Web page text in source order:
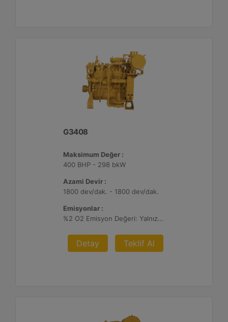
G3408
Maksimum Değer :
400 BHP - 298 bkW
Azami Devir :
1800 dev/dak. - 1800 dev/dak.
Emisyonlar :
%2 O2 Emisyon Değeri: Yalnızca İhracat
Detay Teklif Al